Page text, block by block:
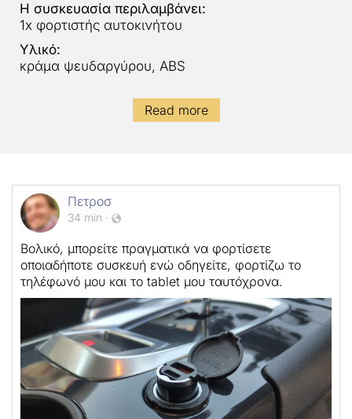
Η συσκευασία περιλαμβάνει:
1x φορτιστής αυτοκινήτου
Υλικό:
κράμα ψευδαργύρου, ABS
Read more
Πετροσ
34 min ·
Βολικό, μπορείτε πραγματικά να φορτίσετε
οποιαδήποτε συσκευή ενώ οδηγείτε, φορτίζω το
τηλέφωνό μου και το tablet μου ταυτόχρονα.